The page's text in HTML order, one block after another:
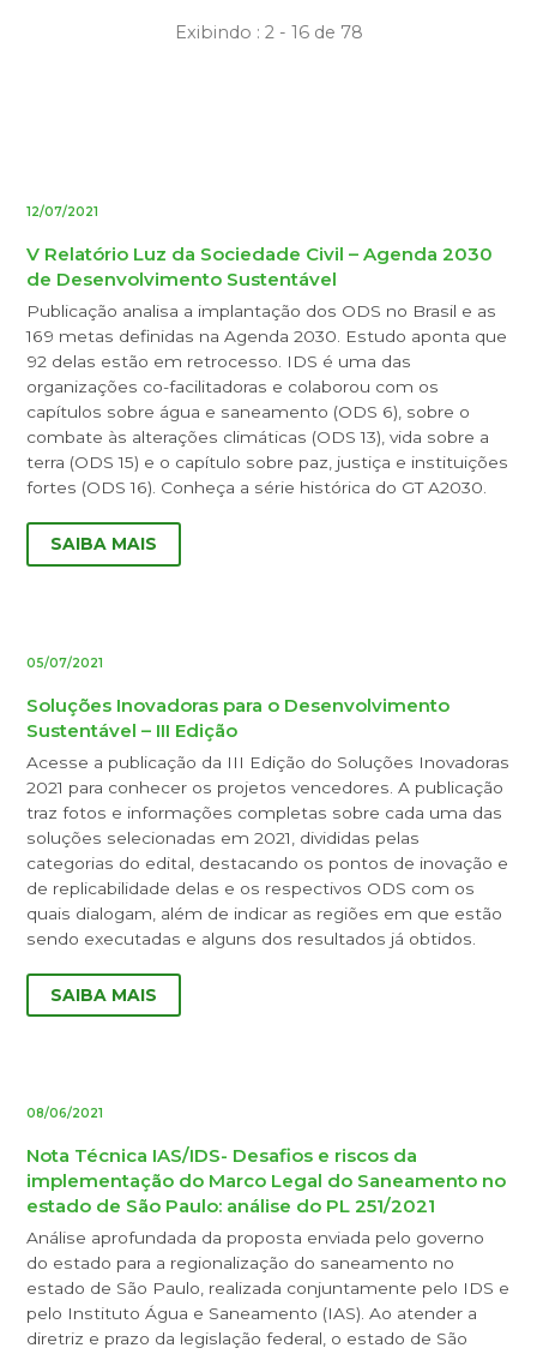
Exibindo : 2 - 16 de 78
12/07/2021
V Relatório Luz da Sociedade Civil – Agenda 2030
de Desenvolvimento Sustentável
Publicação analisa a implantação dos ODS no Brasil e as
169 metas definidas na Agenda 2030. Estudo aponta que
92 delas estão em retrocesso. IDS é uma das
organizações co-facilitadoras e colaborou com os
capítulos sobre água e saneamento (ODS 6), sobre o
combate às alterações climáticas (ODS 13), vida sobre a
terra (ODS 15) e o capítulo sobre paz, justiça e instituições
fortes (ODS 16). Conheça a série histórica do GT A2030.
SAIBA MAIS
05/07/2021
Soluções Inovadoras para o Desenvolvimento
Sustentável – III Edição
Acesse a publicação da III Edição do Soluções Inovadoras
2021 para conhecer os projetos vencedores. A publicação
traz fotos e informações completas sobre cada uma das
soluções selecionadas em 2021, divididas pelas
categorias do edital, destacando os pontos de inovação e
de replicabilidade delas e os respectivos ODS com os
quais dialogam, além de indicar as regiões em que estão
sendo executadas e alguns dos resultados já obtidos.
SAIBA MAIS
08/06/2021
Nota Técnica IAS/IDS- Desafios e riscos da
implementação do Marco Legal do Saneamento no
estado de São Paulo: análise do PL 251/2021
Análise aprofundada da proposta enviada pelo governo
do estado para a regionalização do saneamento no
estado de São Paulo, realizada conjuntamente pelo IDS e
pelo Instituto Água e Saneamento (IAS). Ao atender a
diretriz e prazo da legislação federal, o estado de São